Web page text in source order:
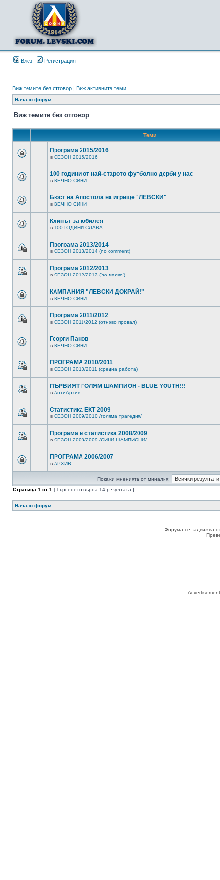
Влез Регистрация
Виж темите без отговор | Виж активните теми
Начало форум
Виж темите без отговор
Теми
Програма 2015/2016
в СЕЗОН 2015/2016
100 години от най-старото футболно дерби у нас
в ВЕЧНО СИНИ
Бюст на Апостола на игрище "ЛЕВСКИ"
в ВЕЧНО СИНИ
Клипът за юбилея
в 100 ГОДИНИ СЛАВА
Програма 2013/2014
в СЕЗОН 2013/2014 (no comment)
Програма 2012/2013
в СЕЗОН 2012/2013 ('за малко')
КАМПАНИЯ "ЛЕВСКИ ДОКРАЙ!"
в ВЕЧНО СИНИ
Програма 2011/2012
в СЕЗОН 2011/2012 (отново провал)
Георги Панов
в ВЕЧНО СИНИ
ПРОГРАМА 2010/2011
в СЕЗОН 2010/2011 (средна работа)
ПЪРВИЯТ ГОЛЯМ ШАМПИОН - BLUE YOUTH!!!
в АнтиАрхив
Статистика ЕКТ 2009
в СЕЗОН 2009/2010 /голяма трагедия/
Програма и статистика 2008/2009
в СЕЗОН 2008/2009 /СИНИ ШАМПИОНИ/
ПРОГРАМА 2006/2007
в АРХИВ
Покажи мненията от миналия:
Страница 1 от 1 [ Търсенето върна 14 резултата ]
Начало форум
Форума се задвижва